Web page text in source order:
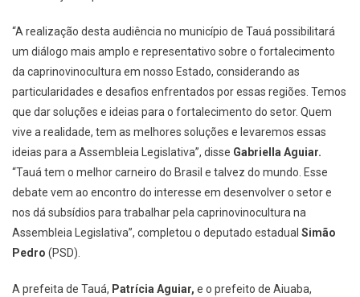
“A realização desta audiência no município de Tauá possibilitará
um diálogo mais amplo e representativo sobre o fortalecimento
da caprinovinocultura em nosso Estado, considerando as
particularidades e desafios enfrentados por essas regiões. Temos
que dar soluções e ideias para o fortalecimento do setor. Quem
vive a realidade, tem as melhores soluções e levaremos essas
ideias para a Assembleia Legislativa”, disse Gabriella Aguiar.
“Tauá tem o melhor carneiro do Brasil e talvez do mundo. Esse
debate vem ao encontro do interesse em desenvolver o setor e
nos dá subsídios para trabalhar pela caprinovinocultura na
Assembleia Legislativa”, completou o deputado estadual Simão
Pedro (PSD).
A prefeita de Tauá, Patrícia Aguiar, e o prefeito de Aiuaba,